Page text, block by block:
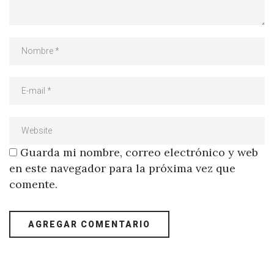
Guarda mi nombre, correo electrónico y web
en este navegador para la próxima vez que
comente.